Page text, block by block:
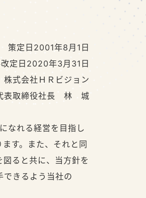
策定日2001年8月1日
定日2020年3月31日
株式会社ＨＲビジョン
表取締役社長 林 城
なれる経営を目指し
す。また、それと同
ると共に、当方針を
できるよう当社の